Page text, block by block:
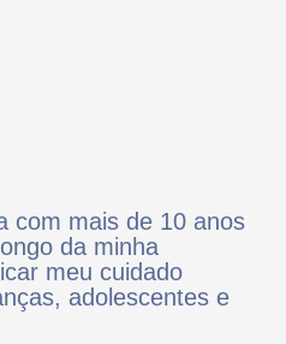
Sobradinho
Urologia no Hospital
Edgard Santos
pela